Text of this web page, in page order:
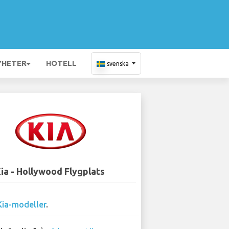
HOTELL svenska
- Hollywood Flygplats
modeller.